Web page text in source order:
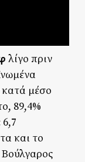
λίγο πριν
κατά μέσο
89,4%
6,7
και το